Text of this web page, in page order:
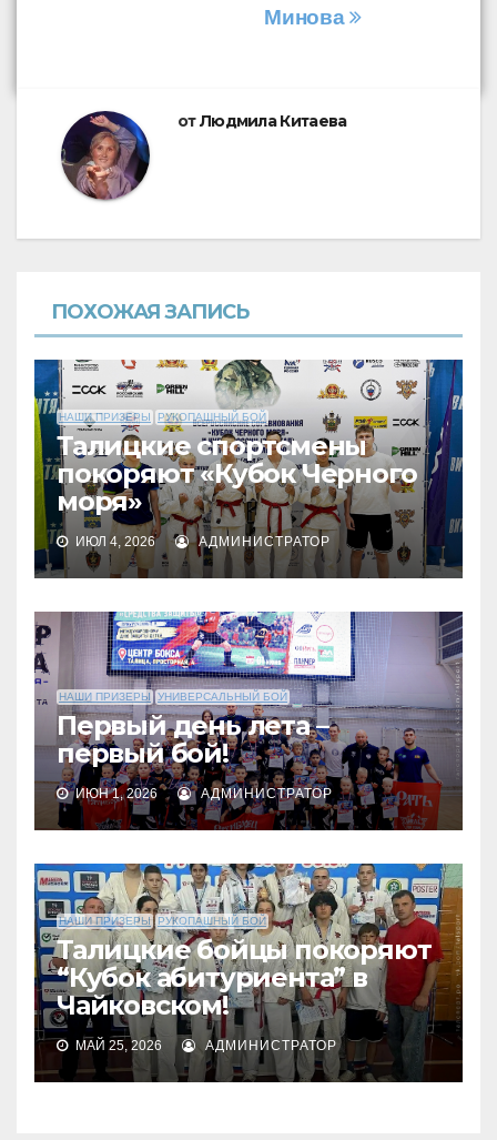
Минова
отЛюдмила Китаева
ПОХОЖАЯ ЗАПИСЬ
НАШИ ПРИЗЕРЫ РУКОПАШНЫЙ БОЙ
Талицкие спортсмены
покоряют «Кубок Черного
моря»
ИЮЛ 4, 2026 АДМИНИСТРАТОР
НАШИ ПРИЗЕРЫ УНИВЕРСАЛЬНЫЙ БОЙ
Первый день лета –
первый бой!
ИЮН 1, 2026 АДМИНИСТРАТОР
НАШИ ПРИЗЕРЫ РУКОПАШНЫЙ БОЙ
Талицкие бойцы покоряют
“Кубок абитуриента” в
Чайковском!
МАЙ 25, 2026 АДМИНИСТРАТОР